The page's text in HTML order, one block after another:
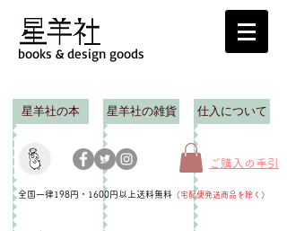
books & design goods
星羊社の本 星羊社の雑貨 仕入について
ご購入の手引
全国一律198円・1600円以上送料無料 （宅配便発送商品を除く ）